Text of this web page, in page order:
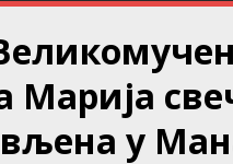
Марија
у